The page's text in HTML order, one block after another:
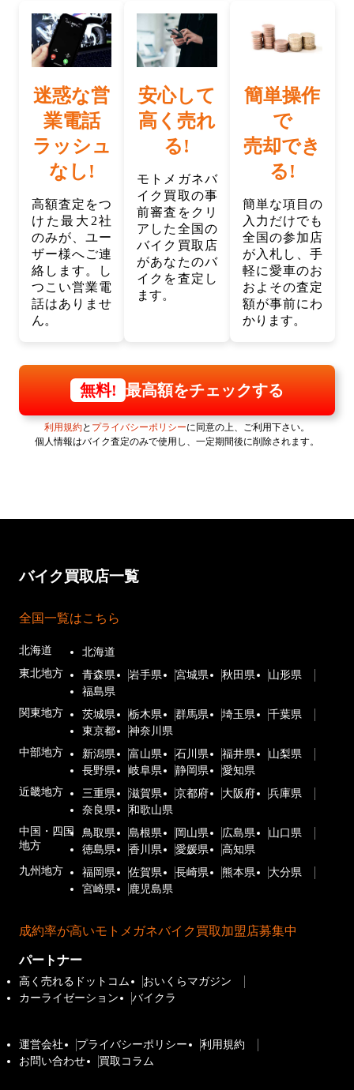
迷惑な営
業電話
ラッシュ
なし!
高額査定をつ
けた最大2社
のみが、ユー
ザー様へご連
絡します。し
つこい営業電
話はありませ
ん。
安心して
高く売れ
る!
モトメガネバ
イク買取の事
前審査をクリ
アした全国の
バイク買取店
があなたのバ
イクを査定し
ます。
簡単操作
で
売却でき
る!
簡単な項目の
入力だけでも
全国の参加店
が入札し、手
軽に愛車のお
およその査定
額が事前にわ
かります。
無料! 最高額をチェックする
利用規約と プライバシーポリシーに同意の上、ご利用下さい。
個人情報はバイク査定のみで使用し、一定期間後に削除されます。
バイク買取店一覧
全国一覧はこちら
北海道
北海道
東北地方
青森県 岩手県 宮城県 秋田県
山形県
福島県
関東地方
茨城県 栃木県 群馬県 埼玉県
千葉県
東京都
神奈川県
中部地方
新潟県 富山県 石川県 福井県
山梨県
長野県
岐阜県 静岡県
愛知県
近畿地方
三重県 滋賀県 京都府 大阪府
兵庫県
奈良県
和歌山県
中国・四国
地方
鳥取県 島根県 岡山県 広島県
山口県
徳島県
香川県 愛媛県
高知県
九州地方
福岡県 佐賀県 長崎県 熊本県
大分県
宮崎県
鹿児島県
成約率が高いモトメガネバイク買取加盟店募集中
パートナー
高く売れるドットコム
おいくらマガジン
カーライゼーション
バイクラ
運営会社 プライバシーポリシー
利用規約
お問い合わせ
買取コラム